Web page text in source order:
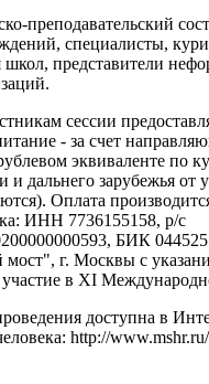
преподавательский
специалисты,
представители
сессии
- за счет
эквиваленте по
дальнего зарубежья от
Оплата
ИНН 7736155158, р/с
БИК
г. Москвы с
в ХI
доступна в
http://